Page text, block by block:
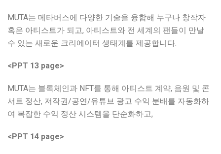
MUTA는 메타버스에 다양한 기술을 융합해 누구나 창작자
혹은 아티스트가 되고, 아티스트와 전 세계의 팬들이 만날
수 있는 새로운 크리에이터 생태계를 제공합니다.
<PPT 13 page>
MUTA는 블록체인과 NFT를 통해 아티스트 계약, 음원 및 콘
서트 정산, 저작권/공연/유튜브 광고 수익 분배를 자동화하
여 복잡한 수익 정산 시스템을 단순화하고,
<PPT 14 page>